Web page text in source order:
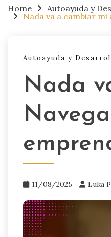
content
Home
Autoayuda y
Nada va a cambiar
Autoayuda y
Nada
11/08/2025 Luka